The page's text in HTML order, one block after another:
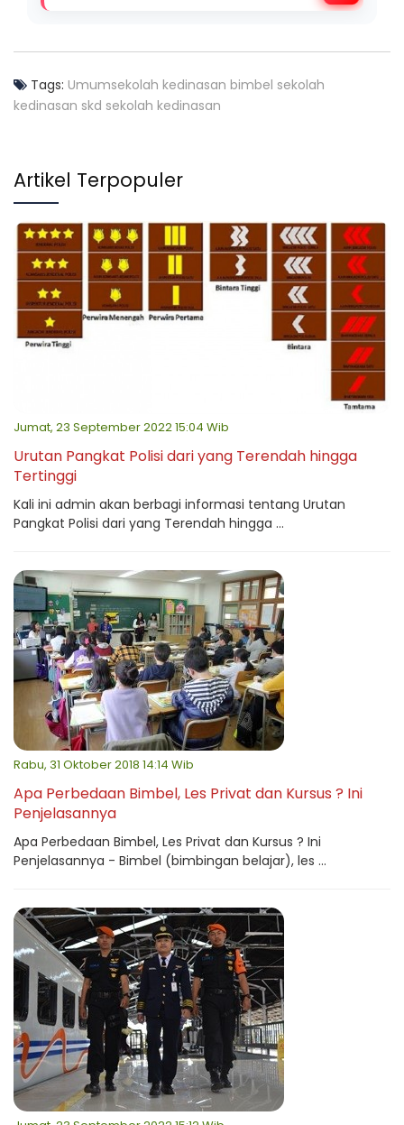
Tags: Umumsekolah kedinasan bimbel sekolah
kedinasan skd sekolah kedinasan
Artikel Terpopuler
Jumat, 23 September 2022 15:04 Wib
Urutan Pangkat Polisi dari yang Terendah hingga
Tertinggi
Kali ini admin akan berbagi informasi tentang Urutan
Pangkat Polisi dari yang Terendah hingga ...
Rabu, 31 Oktober 2018 14:14 Wib
Apa Perbedaan Bimbel, Les Privat dan Kursus ? Ini
Penjelasannya
Apa Perbedaan Bimbel, Les Privat dan Kursus ? Ini
Penjelasannya - Bimbel (bimbingan belajar), les ...